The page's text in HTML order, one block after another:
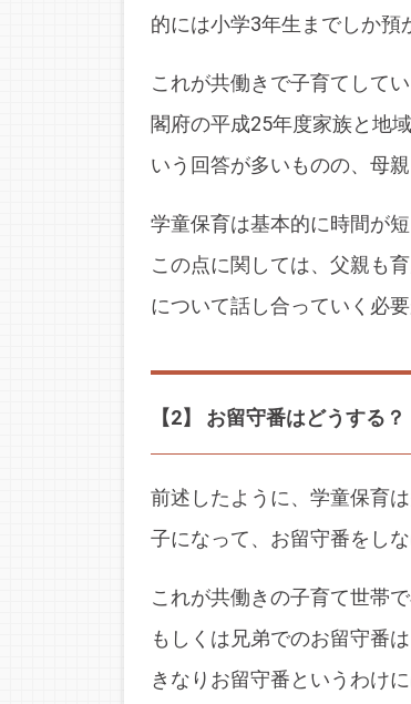
的には小学3年生までしか預
これが共働きで子育てして
閣府の平成25年度家族と地
いう回答が多いものの、母
学童保育は基本的に時間が
この点に関しては、父親も
について話し合っていく必要
【2】 お留守番はどうする？
前述したように、学童保育
子になって、お留守番をし
これが共働きの子育て世帯
もしくは兄弟でのお留守番
きなりお留守番というわけに